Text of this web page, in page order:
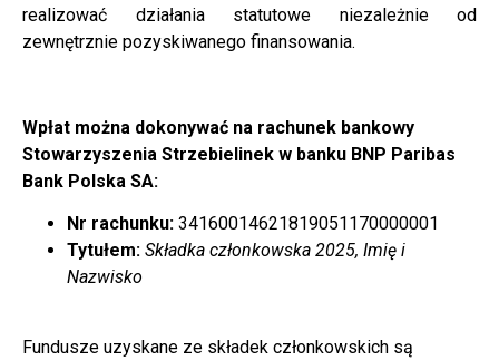
realizować działania statutowe niezależnie od
zewnętrznie pozyskiwanego finansowania.
Wpłat można dokonywać na rachunek bankowy
Stowarzyszenia Strzebielinek w banku BNP Paribas
Bank Polska SA:
Nr rachunku: 34160014621819051170000001
Tytułem: Składka członkowska 2025, Imię i
Nazwisko
Fundusze uzyskane ze składek członkowskich są